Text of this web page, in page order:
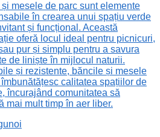
mesele de parc sunt elemente
în crearea unui spațiu verde
și funcțional. Această
oferă locul ideal pentru picnicuri,
pur și simplu pentru a savura
de liniște în mijlocul naturii.
și rezistente, băncile și mesele
calitatea spațiilor de
încurajând comunitatea să
mai mult timp în aer liber.